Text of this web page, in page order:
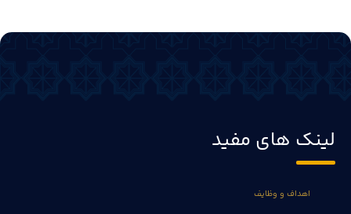
لینک های مفید
اهداف و وظایف